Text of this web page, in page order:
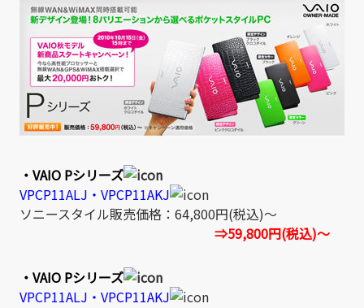
・VAIO Pシリーズ
VPCP11ALJ・VPCP11AKJ
ソニースタイル販売価格：64,800円(税込)～
⇒59,800円(税込)～
・VAIO Pシリーズ
VPCP11ALJ・VPCP11AKJ